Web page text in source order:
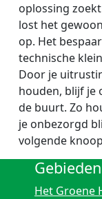
oplossing
lost het
op. Het
technische
Door je
houden, blijf je
de buurt. Zo
je onbezorgd
volgende
Het Groene